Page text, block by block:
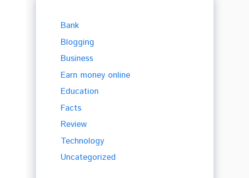
Bank
Blogging
Business
Earn money online
Education
Facts
Review
Technology
Uncategorized